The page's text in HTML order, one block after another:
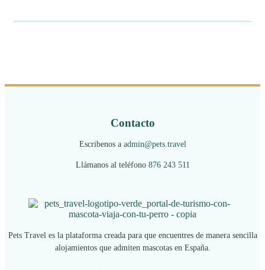
Contacto
Escribenos a admin@pets.travel
Llámanos al teléfono 876 243 511
Pets Travel es la plataforma creada para que encuentres de manera sencilla
alojamientos que admiten mascotas en España.